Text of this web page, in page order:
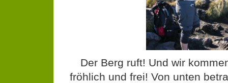
Der Berg ruft! Und wir
fröhlich und frei! Von unten